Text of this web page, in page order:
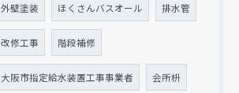
外壁塗装 ほくさんバスオール 排水管
改修工事 階段補修
大阪市指定給水装置工事事業者 会所枡